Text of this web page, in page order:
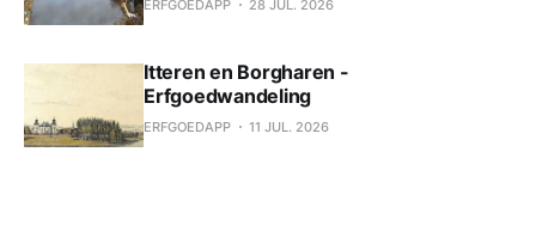
ERFGOEDAPP 28 JUL. 2026
Itteren en Borgharen -
Erfgoedwandeling
ERFGOEDAPP 11 JUL. 2026